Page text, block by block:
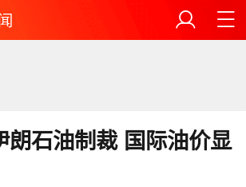
朗石油制裁 国际油价显